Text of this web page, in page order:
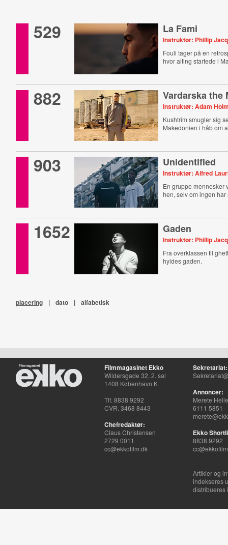
529 La Fami
Instruktør: Phillip
Fouli tager på en
hvor alting startede i
882 Vardarska the
Instruktør: Adam
Kushtrim smugler sig
Makedonien i håb om
903 Unidentified
Instruktør: Alfred
En gruppe mennesker
hen, selv om ingen har
1652 Gaden
Instruktør: Phillip
Fra overklassen til
hyldes gaden.
placering | dato | alfabetisk
Filmmagasinet Ekko
Wildersgade 32, 2. sal
1408 København K
Tlf. 8838 9292
CVR. 3468 8443
Chefredaktør:
Claus Christensen
2729 0011
cc@ekkofilm.dk
Sekretariat:
Annoncer:
Merete
6111 5851
Ekko
8838 9292
Artikler og
indekseres
distribueres